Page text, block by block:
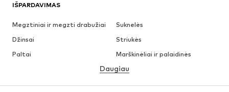
IŠPARDAVIMAS
Megztiniai ir megzti drabužiai
Suknelės
Džinsai
Striukės
Paltai
Marškinėliai ir palaidinės
Apatiniai
Daugiau